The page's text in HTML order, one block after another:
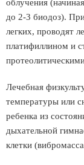
облучения
до 2-3 биодоз).
легких, проводят
платифиллином и
Лечебная
температуры или
ребенка из
дыхательной
клетки